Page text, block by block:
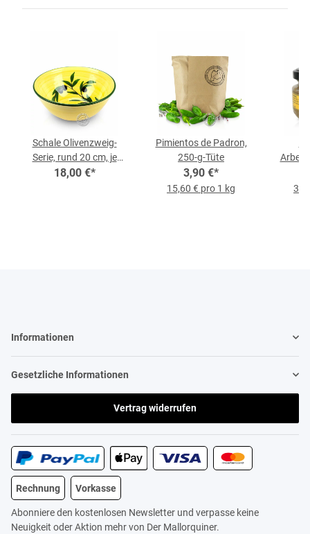
Schale Olivenzweig-
Serie, rund 20 cm, je
Stück
18,00 €*
Pimientos de Padron,
250-g-Tüte
3,90 €*
15,60 € pro 1 kg
Informationen
Gesetzliche Informationen
Vertrag widerrufen
Rechnung Vorkasse
Abonniere den kostenlosen Newsletter und verpasse keine
Neuigkeit oder Aktion mehr von Der Mallorquiner.